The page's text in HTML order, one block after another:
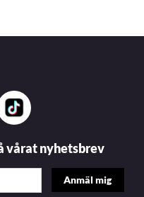
vårat nyhetsbrev